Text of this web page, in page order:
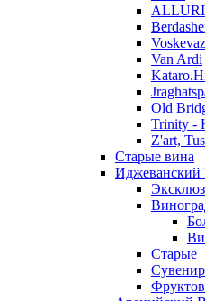
Van Ardi
Old
Trinity -
Z'art,
Старые вина
Старые